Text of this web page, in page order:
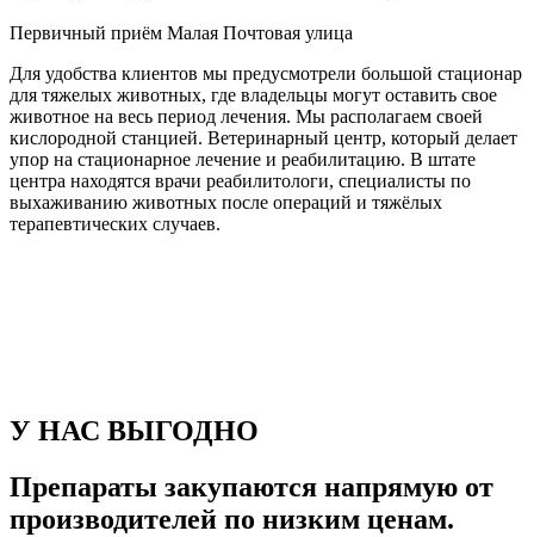
Первичный приём Малая Почтовая улица
Для удобства клиентов мы предусмотрели большой стационар
для тяжелых животных, где владельцы могут оставить свое
животное на весь период лечения. Мы располагаем своей
кислородной станцией. Ветеринарный центр, который делает
упор на стационарное лечение и реабилитацию. В штате
центра находятся врачи реабилитологи, специалисты по
выхаживанию животных после операций и тяжёлых
терапевтических случаев.
У НАС ВЫГОДНО
Препараты закупаются напрямую от
производителей по низким ценам.